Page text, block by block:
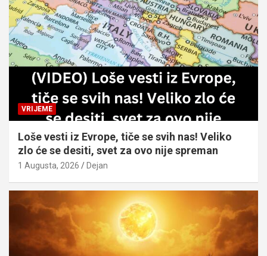
VRIJEME
Loše vesti iz Evrope, tiče se svih nas! Veliko
zlo će se desiti, svet za ovo nije spreman
1 Augusta, 2026 Dejan